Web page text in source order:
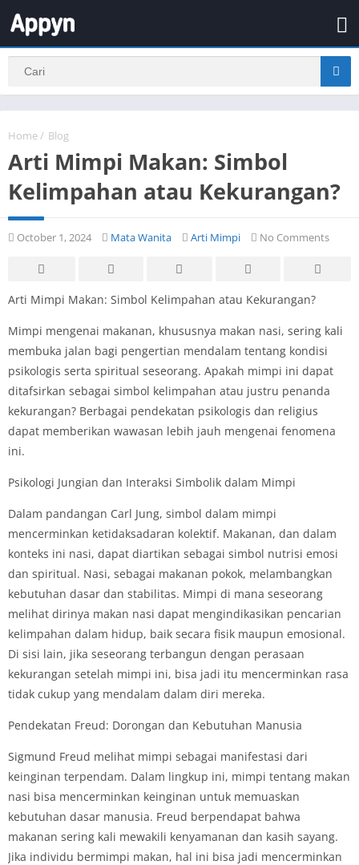
Home / Blog
Arti Mimpi Makan: Simbol
Kelimpahan atau Kekurangan?
October 1, 2024 Mata Wanita Arti Mimpi No Comments
Arti Mimpi Makan: Simbol Kelimpahan atau Kekurangan?
Mimpi mengenai makanan, khususnya makan nasi, sering kali
membuka jalan bagi pengertian mendalam tentang kondisi
psikologis serta spiritual seseorang. Apakah mimpi ini dapat
ditafsirkan sebagai simbol kelimpahan atau justru penanda
kekurangan? Berbagai pendekatan psikologis dan religius
dapat memberikan wawasan lebih jauh mengenai fenomena
ini.
Psikologi Jungian dan Interaksi Simbolik dalam Mimpi
Dalam pandangan Carl Jung, simbol dalam mimpi
mencerminkan ketidaksadaran kolektif. Makanan, dan dalam
konteks ini nasi, dapat diartikan sebagai simbol nutrisi emosi
dan spiritual. Nasi, sebagai makanan pokok, melambangkan
kebutuhan dasar dan stabilitas. Mimpi di mana seseorang
melihat dirinya makan nasi dapat mengindikasikan pencarian
kelimpahan dalam hidup, baik secara fisik maupun emosional.
Di sisi lain, jika seseorang terbangun dengan perasaan
kekurangan setelah mimpi ini, bisa jadi itu mencerminkan rasa
tidak cukup yang mendalam dalam diri mereka.
Pendekatan Freud: Dorongan dan Kebutuhan Manusia
Sigmund Freud melihat mimpi sebagai manifestasi dari
keinginan terpendam. Dalam lingkup ini, mimpi tentang makan
nasi bisa mencerminkan keinginan untuk memuaskan
kebutuhan dasar manusia. Freud berpendapat bahwa
makanan sering kali mewakili kenyamanan dan kasih sayang.
Jika individu bermimpi makan, hal ini bisa jadi mencerminkan